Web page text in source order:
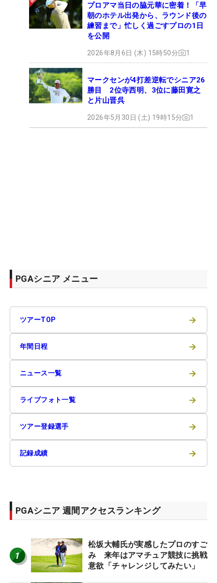
プロアマ当日の脇元華に密着！「早
朝のホテル出発から、ラウンド後の
練習まで」忙しく過ごすプロの1日
を公開
2026年8月6日 (木) 15時50分 1
マークセンが4打差逆転でシニア26
勝目 2位寺西明、3位に藤田寛之
と片山晋呉
2026年5月30日 (土) 19時15分 1
PGAシニア メニュー
ツアーTOP →
年間日程 →
ニュース一覧 →
ライブフォト一覧 →
ツアー登録選手 →
記録成績 →
PGAシニア 週間アクセスランキング
1
松坂大輔氏が実感したプロのすご
み 来年はアマチュア競技に挑戦
意欲「チャレンジしてみたい」